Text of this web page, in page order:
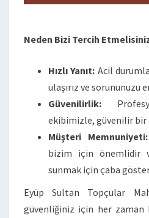
Neden Bizi Tercih
Hızlı Yanıt: Acil
ulaşırız ve sorununuzu
Güvenilirlik:
ekibimizle, güvenilir bir
Müşteri Memnuniyeti:
bizim için önemlidir
sunmak için çaba
Eyüp Sultan Topçular
güvenliğiniz için her zaman